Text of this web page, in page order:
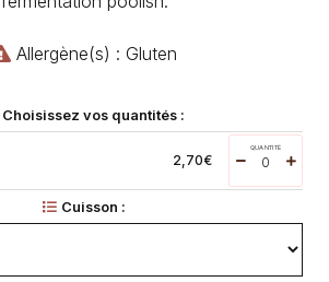
Allergène(s) : Gluten
Choisissez vos quantités :
2,70€
QUANTITÉ
Cuisson :